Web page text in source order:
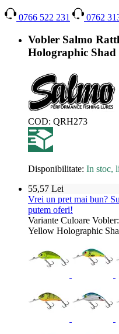
0766 522 231 0762
Vobler Salmo
Holographic Shad
COD: QRH273
Disponibilitate: In stoc,
55,57 Lei
Vrei un pret mai bun?
putem oferi!
Variante Culoare Vobler:
Yellow Holographic